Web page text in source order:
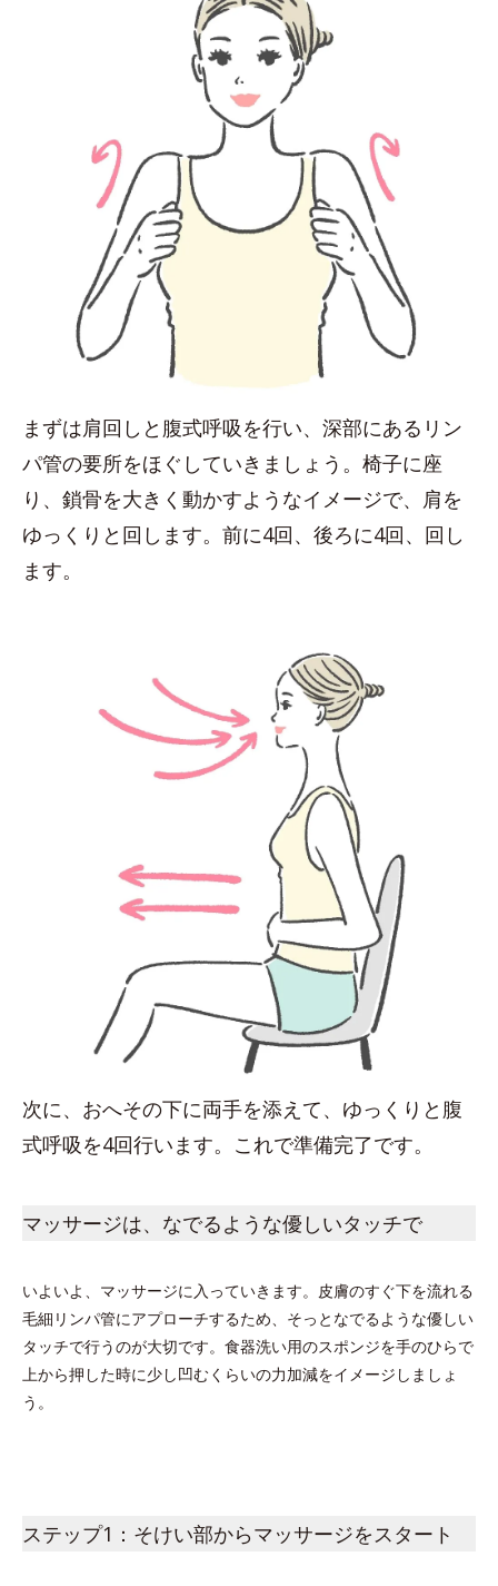
まずは肩回しと腹式呼吸を行い、深部にあるリン
パ管の要所をほぐしていきましょう。椅子に座
り、鎖骨を大きく動かすようなイメージで、肩を
ゆっくりと回します。前に4回、後ろに4回、回し
ます。
次に、おへその下に両手を添えて、ゆっくりと腹
式呼吸を4回行います。これで準備完了です。
マッサージは、なでるような優しいタッチで
いよいよ、マッサージに入っていきます。皮膚のすぐ下を流れる
毛細リンパ管にアプローチするため、そっとなでるような優しい
タッチで行うのが大切です。食器洗い用のスポンジを手のひらで
上から押した時に少し凹むくらいの力加減をイメージしましょ
う。
ステップ1：そけい部からマッサージをスタート